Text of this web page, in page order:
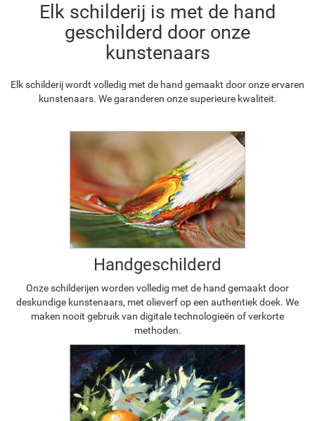
Elk schilderij is met de hand
geschilderd door onze
kunstenaars
Elk schilderij wordt volledig met de hand gemaakt door onze ervaren
kunstenaars. We garanderen onze superieure kwaliteit.
Handgeschilderd
Onze schilderijen worden volledig met de hand gemaakt door
deskundige kunstenaars, met olieverf op een authentiek doek. We
maken nooit gebruik van digitale technologieën of verkorte
methoden.